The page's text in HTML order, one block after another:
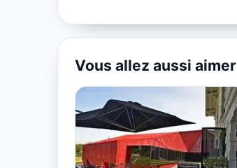
Vous allez aussi aimer